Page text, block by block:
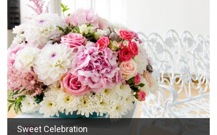
Sweet Celebration